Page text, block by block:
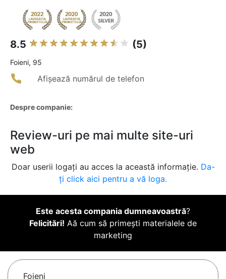
8.5 (5)
Foieni, 95
Afișează numărul de telefon
Despre companie:
Review-uri pe mai multe site-uri
web
Doar userii logați au acces la această informație. Da-
ți click aici pentru a vă loga.
Este acesta compania dumneavoastră?
Felicitări! Aă cum să primești materialele de
marketing
Foieni